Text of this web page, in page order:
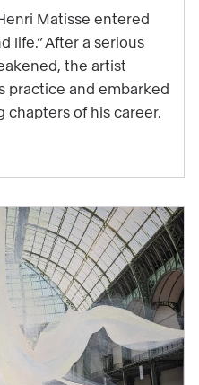
Matisse entered
life.” After a serious
the artist
practice and embarked
chapters of his career.